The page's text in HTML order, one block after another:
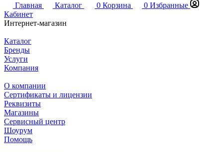
Главная
Каталог 0 Корзина 0 Избранные
Кабинет
Интернет-магазин
Каталог
Бренды
Услуги
Компания
О компании
Сертификаты и лицензии
Реквизиты
Магазины
Сервисный центр
Шоурум
Помощь